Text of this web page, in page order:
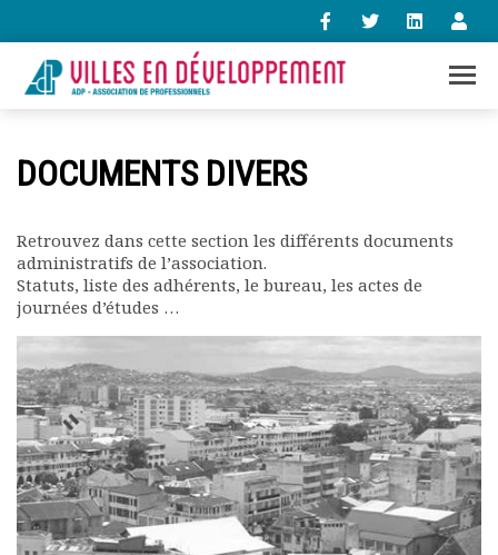
contact@villes-developpement.org
Accueil
L’association
Qui sommes-nous ?
Le bureau
Statuts de l’association
Vie de l’association
Calendrier des activités
Assemblées générales
Comptes rendus mensuels
Rapports moraux
Rapports financiers
DOCUMENTS DIVERS
Retrouvez dans cette section les différents documents
administratifs de l’association.
Statuts, liste des adhérents, le bureau, les actes de
journées d’études …